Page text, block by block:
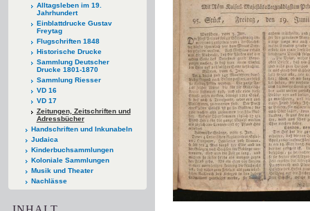
Alltagsleben im 19.
Jahrhundert
Einblattdrucke Gustav
Freytag
Flugschriften 1848
Historische Drucke
Sammlung Deutscher
Drucke 1801-1870
Sammlung Riesser
VD 16
VD 17
Zeitungen, Zeitschriften und
Adressbücher
Handschriften und Inkunabeln
Judaica
Kinderbuchsammlungen
Koloniale Sammlungen
Musik und Theater
Nachlässe